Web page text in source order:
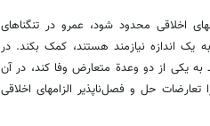
اخلاقی محدود شود،‌ عمرو در تنگناهای
یک اندازه نیازمند هستند، کمک بکند. در
به یکی از دو وعدة متعارض وفا کند، در آن
تعارضات حل و فصل‌ناپذیر الزامهای اخلاقی